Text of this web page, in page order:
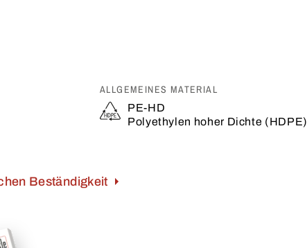
ALLGEMEINES MATERIAL
PE-HD
Polyethylen hoher Dichte (HDPE)
Beständigkeit